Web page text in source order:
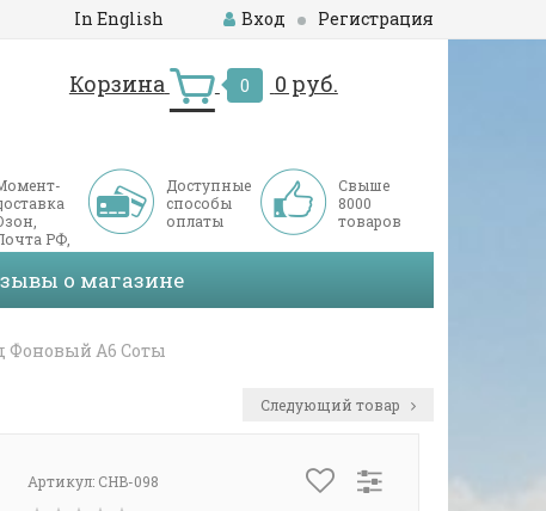
In English Вход Регистрация
Корзина 0 0 руб.
РФ,
Доступные
способы
оплаты
Свыше
8000
товаров
о магазине
Фоновый А6 Соты
Следующий товар
Артикул: CHB-098